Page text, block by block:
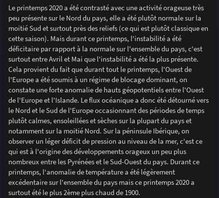
Le printemps 2020 a été contrasté avec une activité orageuse très
peu présente sur le Nord du pays, elle a été plutôt normale sur la
moitié Sud et surtout près des reliefs (ce qui est plutôt classique en
cette saison). Mais durant ce printemps, l'instabilité a été
déficitaire par rapport à la normale sur l'ensemble du pays, c'est
surtout entre Avril et Mai que l'instabilité a été la plus présente.
Cela provient du fait que durant tout le printemps, l'Ouest de
l'Europe a été soumis à un régime de blocage dominant, on
constate une forte anomalie de hauts géopotentiels entre l'Ouest
de l'Europe et l'Islande. Le flux océanique a donc été détourné vers
le Nord et le Sud de l'Europe occasionnant des périodes de temps
plutôt calmes, ensoleillées et sèches sur la plupart du pays et
notamment sur la moitié Nord. Sur la péninsule Ibérique, on
observer un léger déficit de pression au niveau de la mer, c'est ce
qui est à l'origine des développements orageux un peu plus
nombreux entre les Pyrénées et le Sud-Ouest du pays. Durant ce
printemps, l'anomalie de température a été légèrement
excédentaire sur l'ensemble du pays mais ce printemps 2020 a
surtout été le plus 2ème plus chaud de 1900.